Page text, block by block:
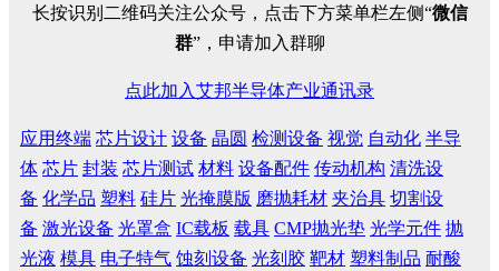
长按识别二维码关注公众号，点击下方菜单栏左侧“微信
群”，申请加入群聊
点此加入艾邦半导体产业通讯录
应用终端 芯片设计 设备 晶圆 检测设备 视觉 自动化 半导
体 芯片 封装 芯片测试 材料 设备配件 传动机构 清洗设
备 化学品 塑料 硅片 光掩膜版 磨抛耗材 夹治具 切割设
备 激光设备 光罩盒 IC载板 载具 CMP抛光垫 光学元件 抛
光液 模具 电子特气 蚀刻设备 光刻胶 靶材 塑料制品 耐酸